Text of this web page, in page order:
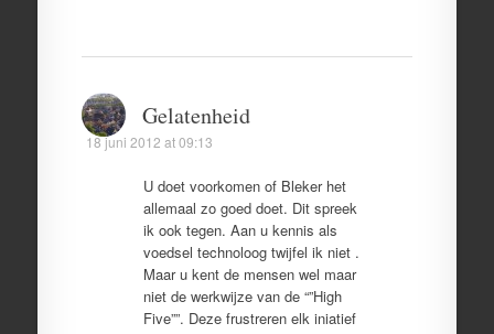
Gelatenheid
18 juni 2012 at 09:13
U doet voorkomen of Bleker het
allemaal zo goed doet. Dit spreek
ik ook tegen. Aan u kennis als
voedsel technoloog twijfel ik niet .
Maar u kent de mensen wel maar
niet de werkwijze van de “”High
Five””. Deze frustreren elk iniatief